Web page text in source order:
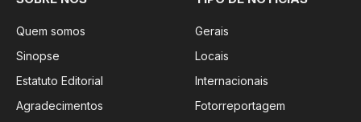
Quem somos
Sinopse
Estatuto Editorial
Agradecimentos
Gerais
Locais
Internacionais
Fotorreportagem